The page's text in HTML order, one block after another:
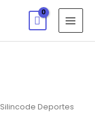
Deportes